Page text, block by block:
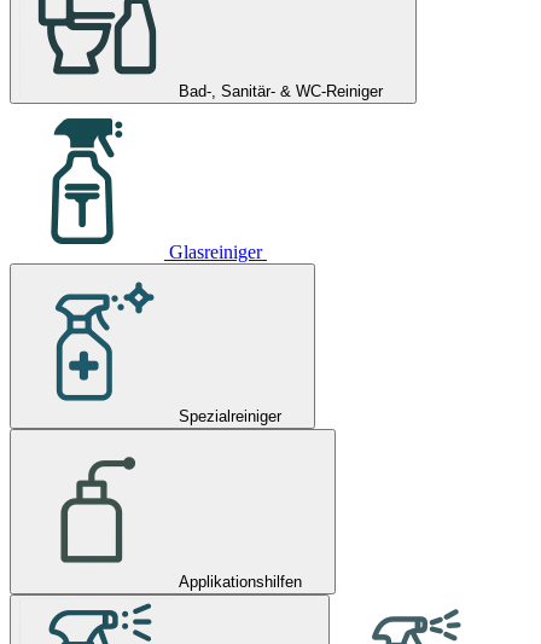
Bad-, Sanitär- & WC-Reiniger
Glasreiniger
Spezialreiniger
Applikationshilfen